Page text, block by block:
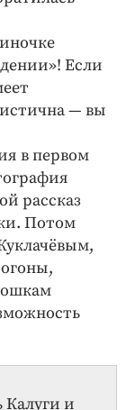
Если
— вы
в первом
рассказ
Потом
и